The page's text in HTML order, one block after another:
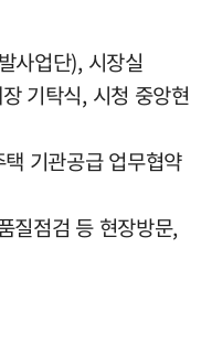
사업단), 시장실
기탁식, 시청 중앙현
기관공급 업무협약
질점검 등 현장방문,